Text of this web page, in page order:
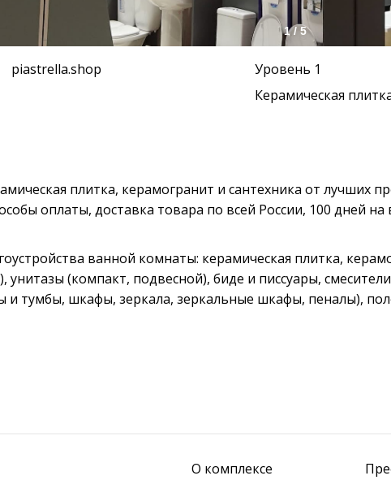
1 / 5
piastrella.shop
Уровень 1
Керамическая
плитка, керамогранит и сантехника от лучших
оплаты, доставка товара по всей России, 100 дней
ванной комнаты: керамическая плитка,
(компакт, подвесной), биде и писсуары,
и тумбы, шкафы, зеркала, зеркальные шкафы, пеналы),
О комплексе